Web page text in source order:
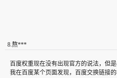
8.熬***
百度权重现在没有出现官方的说法，但
我在百度某个页面发现，百度交换链接的